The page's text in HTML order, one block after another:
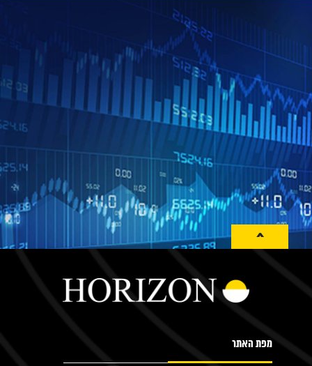
קראתי ואני מאשר/ת אתמדיניות הפרטיות
של האתר, ומסכים/ה
לשמירת המידע לצורך טיפול בפנייתי (חובה)
^
מפת האתר